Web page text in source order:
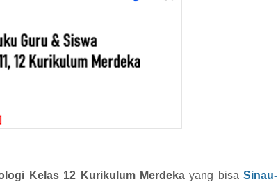
Kelas 12 Kurikulum Merdekayang bisaSinau-